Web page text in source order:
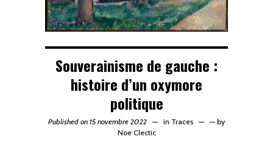
Souverainisme de gauche :
histoire d’un oxymore
politique
Published on 15 novembre 2022 in Traces — by
Noe Clectic